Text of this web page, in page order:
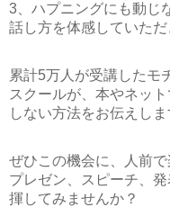
3、ハプニングにも動じ
話し方を体感していただ
累計5万人が受講したモ
スクールが、本やネッ
しない方法をお伝えしま
ぜひこの機会に、人前
プレゼン、スピーチ、
揮してみませんか？